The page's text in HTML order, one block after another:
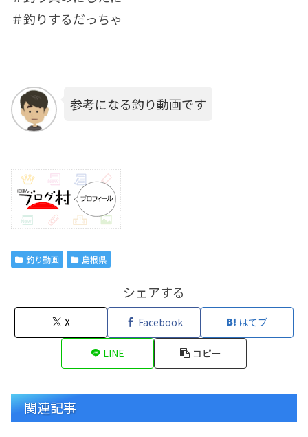
＃釣りするだっちゃ
参考になる釣り動画です
釣り動画 島根県
シェアする
X Facebook はてブ
LINE コピー
関連記事